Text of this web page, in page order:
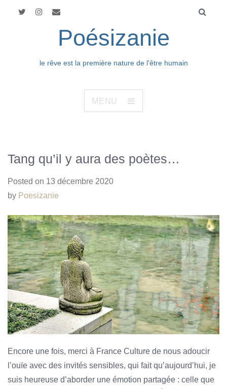
Poésizanie
le rêve est la première nature de l'être humain
MENU
Tang qu’il y aura des poètes…
Posted on 13 décembre 2020
by Poesizanie
Encore une fois, merci à France Culture de nous adoucir
l’ouïe avec des invités sensibles, qui fait qu’aujourd’hui, je
suis heureuse d’aborder une émotion partagée : celle que